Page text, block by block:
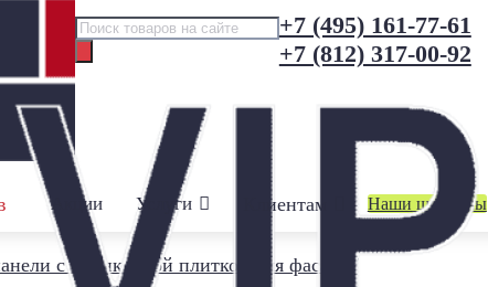
Поиск
товаров
+7 (495) 161-77-61
+7 (812) 317-00-92
Акции Услуги Клиентам Наши шоурумы
с клинкерной плиткой для фасада /